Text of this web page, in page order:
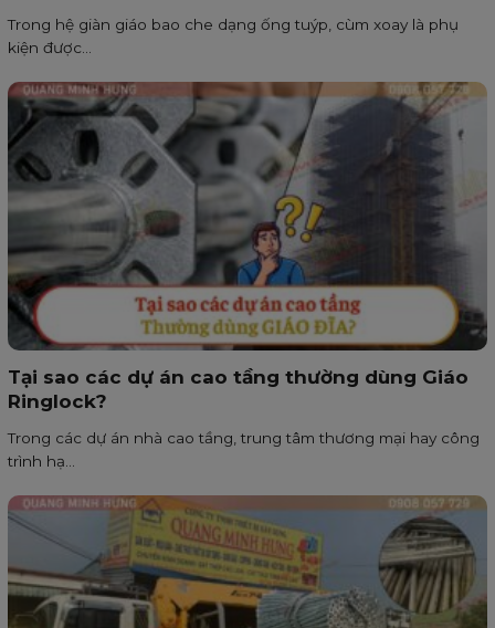
Trong hệ giàn giáo bao che dạng ống tuýp, cùm xoay là phụ
kiện được...
Tại sao các dự án cao tầng thường dùng Giáo
Ringlock?
Trong các dự án nhà cao tầng, trung tâm thương mại hay công
trình hạ...